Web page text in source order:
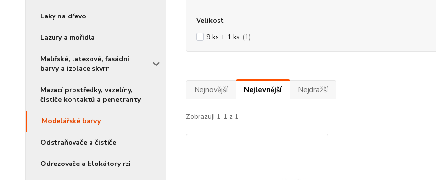
Laky na dřevo
Lazury a mořidla
Malířské, latexové, fasádní
barvy a izolace skvrn
Mazací prostředky, vazelíny,
čističe kontaktů a penetranty
Modelářské barvy
Odstraňovače a čističe
Odrezovače a blokátory rzi
Velikost
9 ks + 1 ks (1)
Nejnovější Nejlevnější Nejdražší
Zobrazuji 1-1 z 1